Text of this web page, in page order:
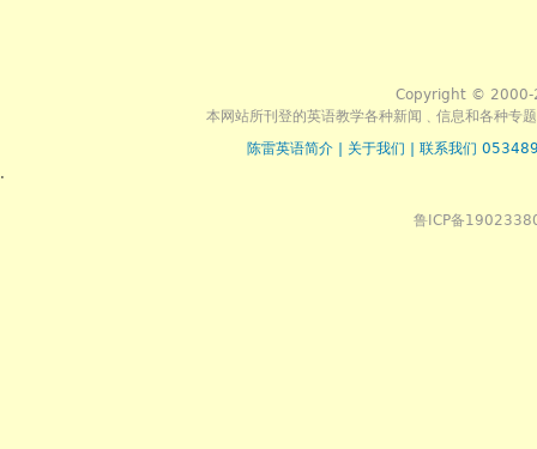
Copyright © 2000-
本网站所刊登的英语教学各种新闻﹑信息和各种专
陈雷英语简介
关于我们
联系我们
.
鲁ICP备